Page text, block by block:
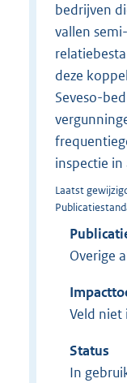
bedrijven
vallen
deze
Seveso-
inspectie
Laatst
Overige
Veld niet
Status
In